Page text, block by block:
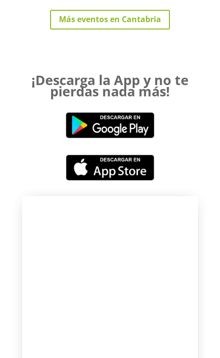
Más eventos en Cantabria
¡Descarga la App y no te
pierdas nada más!